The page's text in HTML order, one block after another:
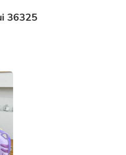
36325